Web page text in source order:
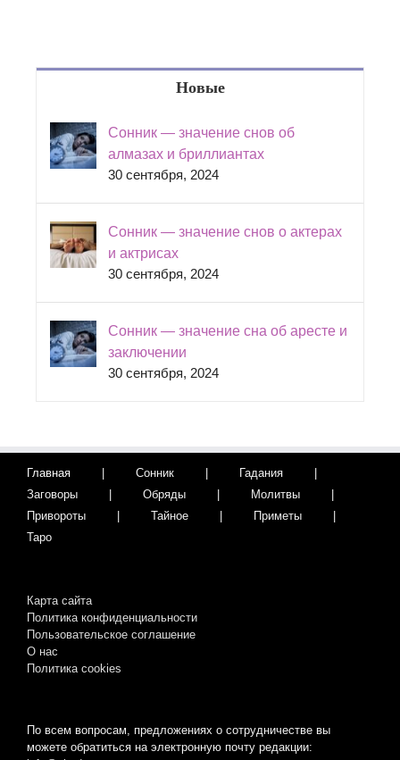
Новые
Сонник — значение снов об
алмазах и бриллиантах
30 сентября, 2024
Сонник — значение снов о актерах
и актрисах
30 сентября, 2024
Сонник — значение сна об аресте и
заключении
30 сентября, 2024
Главная Сонник
Гадания
Заговоры
Обряды
Молитвы
Привороты
Тайное
Приметы
Таро
Карта сайта
Политика конфиденциальности
Пользовательское соглашение
О нас
Пoлитикa cookies
По всем вопросам, предложениях о сотрудничестве вы
можете обратиться на электронную почту редакции: